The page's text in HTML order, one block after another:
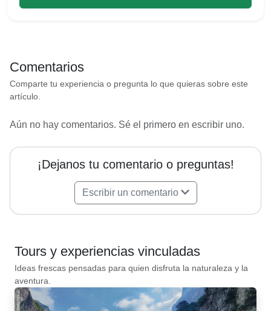
Comentarios
Comparte tu experiencia o pregunta lo que quieras sobre este
artículo.
Aún no hay comentarios. Sé el primero en escribir uno.
¡Dejanos tu comentario o preguntas!
Escribir un comentario
Tours y experiencias vinculadas
Ideas frescas pensadas para quien disfruta la naturaleza y la
aventura.